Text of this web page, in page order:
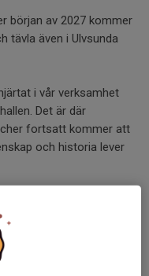
början av 2027 kommer
tävla även i Ulvsunda
i vår verksamhet
Det är där
fortsatt kommer att
och historia lever
– från knatte till elit, med
förening.